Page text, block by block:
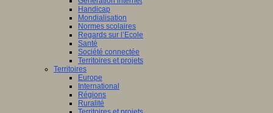
Handicap
Mondialisation
Normes scolaires
Regards sur l’Ecole
Santé
Société connectée
Territoires et projets
Territoires
Europe
International
Régions
Ruralité